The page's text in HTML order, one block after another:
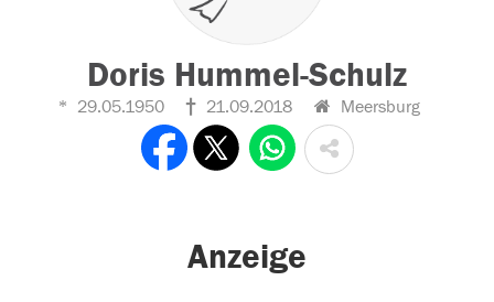
Doris Hummel-Schulz
29.05.1950 21.09.2018 Meersburg
Anzeige